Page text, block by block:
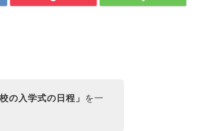
校の入学式の日程」 を一